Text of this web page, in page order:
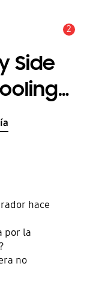
2
Side
hace
por la
no